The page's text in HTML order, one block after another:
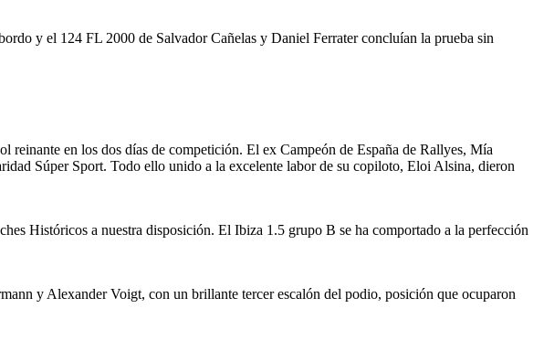
y el 124 FL 2000 de Salvador Cañelas y Daniel Ferrater concluían la prueba sin
en los dos días de competición. El ex Campeón de España de Rallyes, Mía
Súper Sport. Todo ello unido a la excelente labor de su copiloto, Eloi Alsina, dieron
Históricos a nuestra disposición. El Ibiza 1.5 grupo B se ha comportado a la perfección
y Alexander Voigt, con un brillante tercer escalón del podio, posición que ocuparon